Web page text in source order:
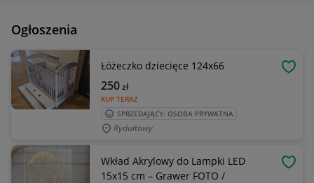
Ogłoszenia
Łóżeczko dziecięce 124x66
KUP TERAZ
250zł
SPRZEDAJĄCY: OSOBA PRYWATNA
Rydułtowy
Wkład Akrylowy do Lampki LED
15x15 cm – Grawer FOTO /